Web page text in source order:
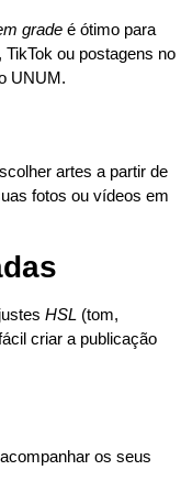
grade é ótimo para
ou postagens no
UNUM.
artes a partir de
fotos ou vídeos em
HSL (tom,
criar a publicação
os seus